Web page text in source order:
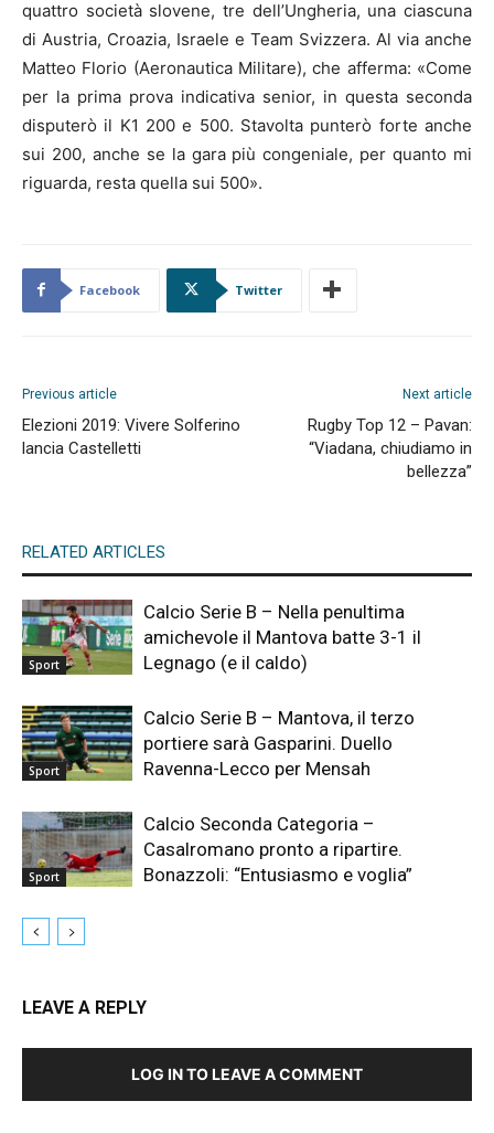
quattro società slovene, tre dell’Ungheria, una ciascuna
di Austria, Croazia, Israele e Team Svizzera. Al via anche
Matteo Florio (Aeronautica Militare), che afferma: «Come
per la prima prova indicativa senior, in questa seconda
disputerò il K1 200 e 500. Stavolta punterò forte anche
sui 200, anche se la gara più congeniale, per quanto mi
riguarda, resta quella sui 500».
Facebook Twitter
Previous article
Elezioni 2019: Vivere Solferino
lancia Castelletti
Next article
Rugby Top 12 – Pavan:
“Viadana, chiudiamo in
bellezza”
RELATED ARTICLES
Sport
Calcio Serie B – Nella penultima
amichevole il Mantova batte 3-1 il
Legnago (e il caldo)
Sport
Calcio Serie B – Mantova, il terzo
portiere sarà Gasparini. Duello
Ravenna-Lecco per Mensah
Sport
Calcio Seconda Categoria –
Casalromano pronto a ripartire.
Bonazzoli: “Entusiasmo e voglia”
LEAVE A REPLY
LOG IN TO LEAVE A COMMENT